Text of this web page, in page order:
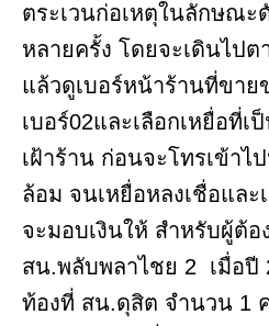
ตระเวนก่อเหตุในลักษณะ
หลายครั้ง โดยจะเดินไป
แล้วดูเบอร์หน้าร้านที่ขาย
เบอร์02และเลือกเหยื่อที่เ
เฝ้าร้าน ก่อนจะโทรเข้าไ
ล้อม จนเหยื่อหลงเชื่อและ
จะมอบเงินให้ สำหรับผู้ต้
สน.พลับพลาไชย 2 เมื่อปี
ท้องที่ สน.ดุสิต จำนวน 1